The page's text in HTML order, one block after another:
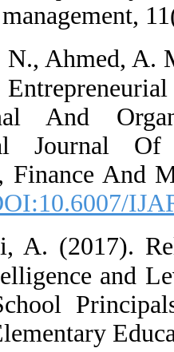
educational
4.  Aslam,
M. (2017).
Of Personal
International
Accounting,
223-233. [
5.  Baltaci, A.
Cultural
Study of
Journal of